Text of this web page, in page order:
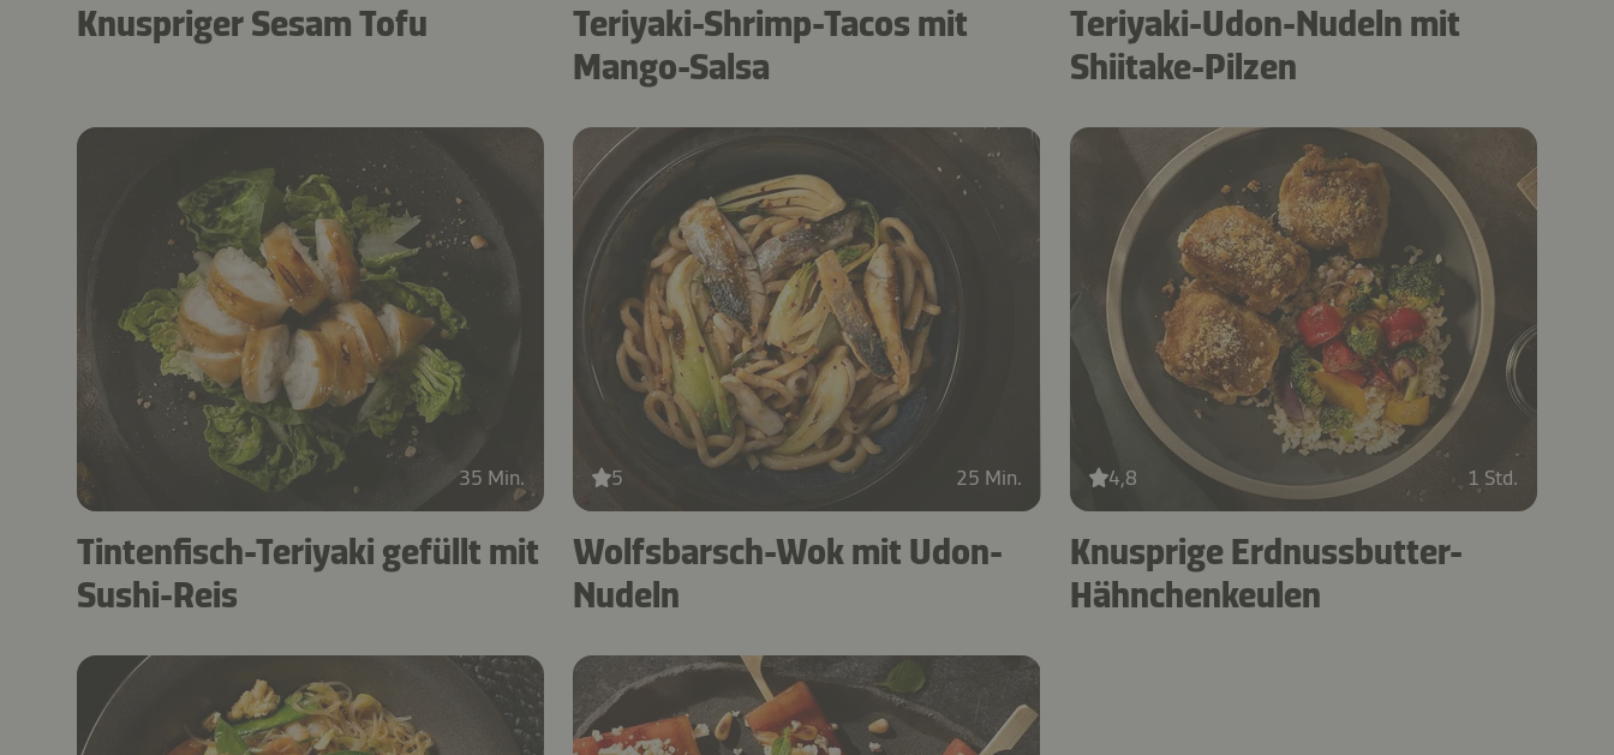
Knuspriger Sesam Tofu
Teriyaki-Shrimp-Tacos mit
Mango-Salsa
Teriyaki-Udon-Nudeln mit
Shiitake-Pilzen
35 Min.
Tintenfisch-Teriyaki gefüllt mit
Sushi-Reis
5 25 Min.
Wolfsbarsch-Wok mit Udon-
Nudeln
4,8 1 Std.
Knusprige Erdnussbutter-
Hähnchenkeulen